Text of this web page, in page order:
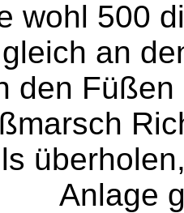
wohl 500
an
den
Anlage